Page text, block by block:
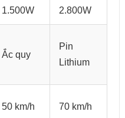
1.500W
2.800W
Ắc quy
Pin
Lithium
50 km/h 70 km/h